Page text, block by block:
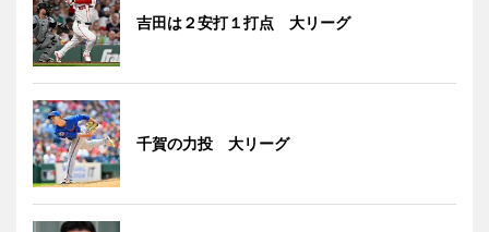
吉田は２安打１打点 大リーグ
千賀の力投 大リーグ